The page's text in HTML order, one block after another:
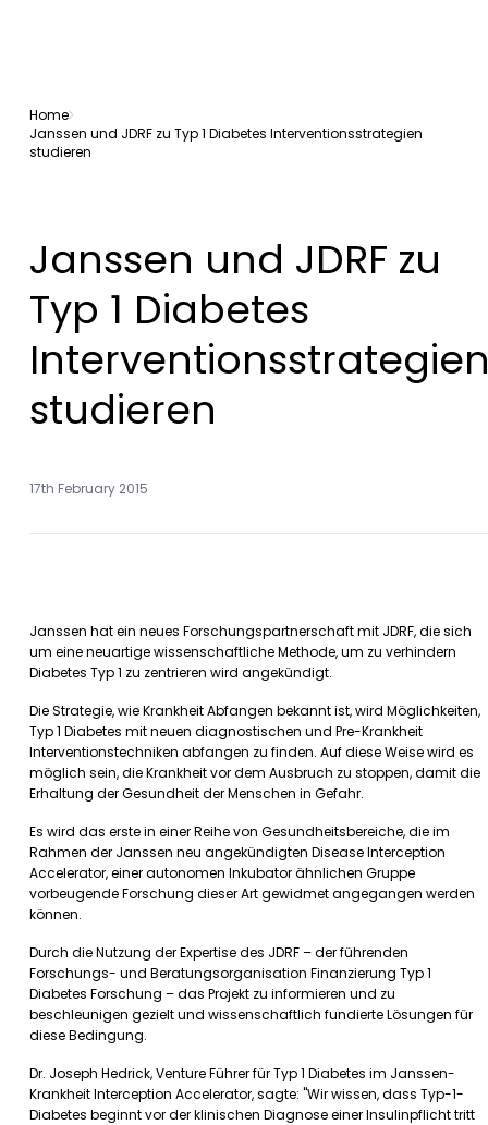
Home
Janssen und JDRF zu Typ 1 Diabetes Interventionsstrategien
studieren
Janssen und JDRF zu
Typ 1 Diabetes
studieren
17th February 2015
Janssen hat ein neues Forschungspartnerschaft mit JDRF, die sich
um eine neuartige wissenschaftliche Methode, um zu verhindern
Diabetes Typ 1 zu zentrieren wird angekündigt.
Die Strategie, wie Krankheit Abfangen bekannt ist, wird Möglichkeiten,
Typ 1 Diabetes mit neuen diagnostischen und Pre-Krankheit
Interventionstechniken abfangen zu finden. Auf diese Weise wird es
möglich sein, die Krankheit vor dem Ausbruch zu stoppen, damit die
Erhaltung der Gesundheit der Menschen in Gefahr.
Es wird das erste in einer Reihe von Gesundheitsbereiche, die im
Rahmen der Janssen neu angekündigten Disease Interception
Accelerator, einer autonomen Inkubator ähnlichen Gruppe
vorbeugende Forschung dieser Art gewidmet angegangen werden
können.
Durch die Nutzung der Expertise des JDRF – der führenden
Forschungs- und Beratungsorganisation Finanzierung Typ 1
Diabetes Forschung – das Projekt zu informieren und zu
beschleunigen gezielt und wissenschaftlich fundierte Lösungen für
diese Bedingung.
Dr. Joseph Hedrick, Venture Führer für Typ 1 Diabetes im Janssen-
Krankheit Interception Accelerator, sagte: "Wir wissen, dass Typ-1-
Diabetes beginnt vor der klinischen Diagnose einer Insulinpflicht tritt